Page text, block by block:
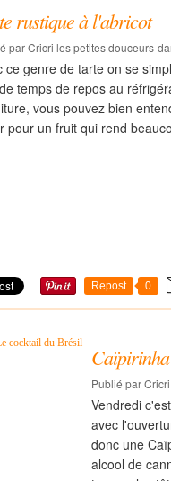
rustique à l'abricot
par Cricri les petites douceurs
ce genre de tarte on se
temps de repos au
vous pouvez bien
pour un fruit qui rend
Repost 0
Publié par
Vendredi
avec
donc une
alcool de